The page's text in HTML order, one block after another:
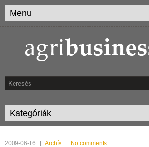
2009-06-16 Archív No comments